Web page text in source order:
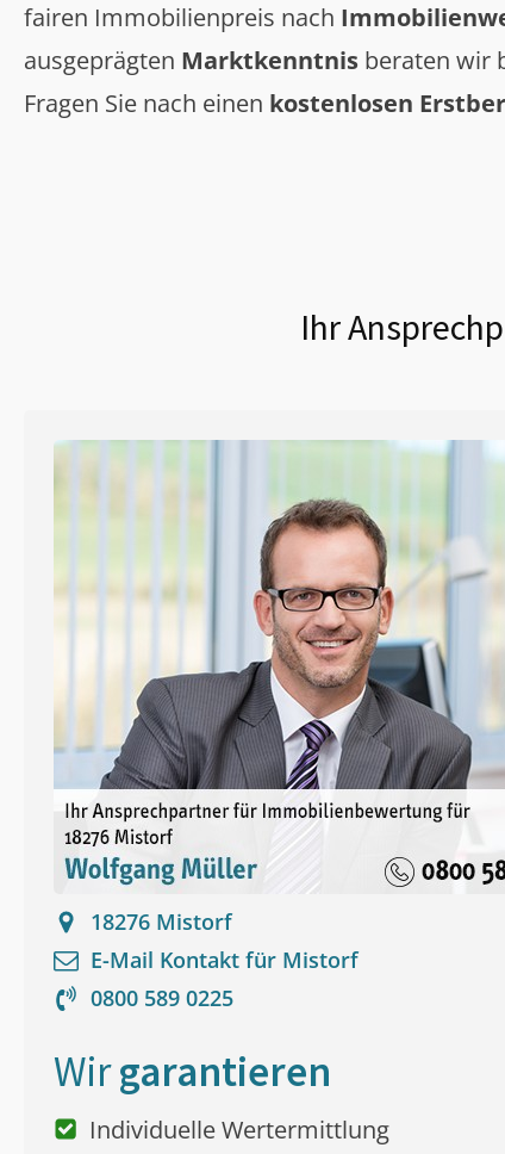
fairen Immobilienpreis nach
ausgeprägten Marktkenntnis beraten wir
Fragen Sie nach einen kostenlosen
Ihr
18276 Mistorf
E-Mail Kontakt für Mistorf
0800 589 0225
Wirgarantieren
Individuelle Wertermittlung